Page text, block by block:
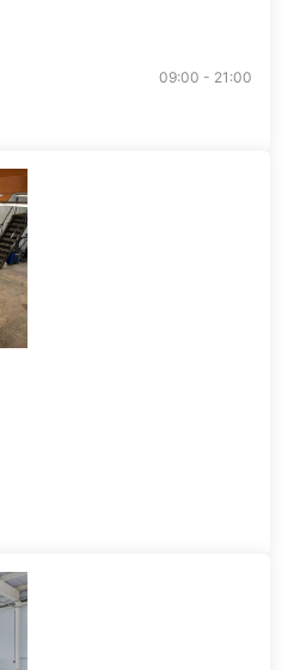
09:00 - 21:00